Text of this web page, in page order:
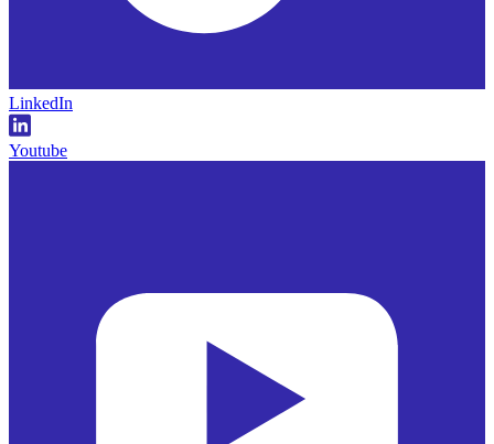
LinkedIn
Youtube